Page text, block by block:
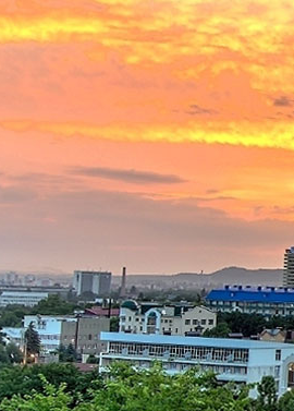
КОНТАКТЫ
ЕДИНОЙ СЛУЖБЫ
звонок)
kurortinfo@mail.ru
АДРЕС САНАТОРИЯ:
357503, г. Пятигорск, ул.